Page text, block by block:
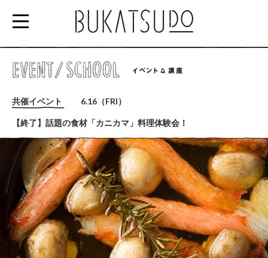
共催イベント 6.16（FRI）
【終了】話題の食材「カニカマ」料理体験会！
参
す
る
EVENT/SCHOOL
利
用
す
る
RENTAL